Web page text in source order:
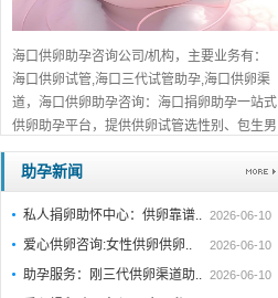
海口供卵助孕咨询公司/机构，主要业务有：
海口供卵试管,海口三代试管助孕,海口供卵渠
道，海口供卵助孕咨询：海口捐卵助孕一站式
供卵助孕平台，提供供卵试管选性别、包生男
孩包成功服务，海口口碑推荐，免费在线咨
询！...详细>>。。。
助孕新闻
私人捐卵助怀中心：供卵靠谱.. 2026-06-10
爱心供卵咨询:女性供卵供卵.. 2026-06-10
助孕服务：刚三代供卵渠道助.. 2026-06-10